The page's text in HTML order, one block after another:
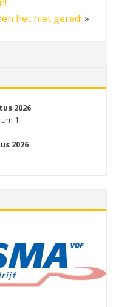
het niet gered! »
2026
1
2026